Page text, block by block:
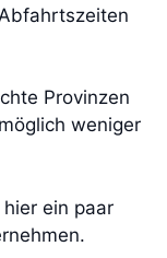
Provinzen
weniger
ein paar